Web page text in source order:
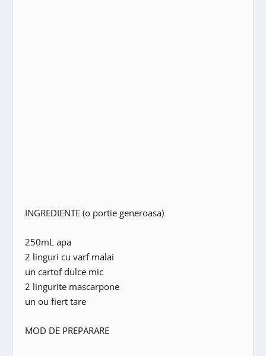
INGREDIENTE (o portie generoasa)
250mL apa
2 linguri cu varf malai
un cartof dulce mic
2 lingurite mascarpone
un ou fiert tare
MOD DE PREPARARE